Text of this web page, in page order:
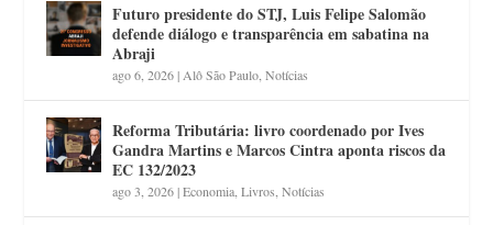
Futuro presidente do STJ, Luis Felipe Salomão
defende diálogo e transparência em sabatina na
Abraji
ago 6, 2026| Alô São Paulo ,Notícias
Reforma Tributária: livro coordenado por Ives
Gandra Martins e Marcos Cintra aponta riscos da
EC 132/2023
ago 3, 2026|Economia ,Livros ,Notícias